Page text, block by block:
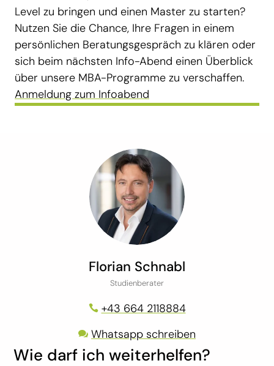
Level zu bringen und einen Master zu starten?
Nutzen Sie die Chance, Ihre Fragen in einem
persönlichen Beratungsgespräch zu klären oder
sich beim nächsten Info-Abend einen Überblick
über unsere MBA-Programme zu verschaffen.
Anmeldung zum Infoabend
Wie darf ich weiterhelfen?
Florian Schnabl
Studienberater
 +43 664 2118884
 Whatsapp schreiben